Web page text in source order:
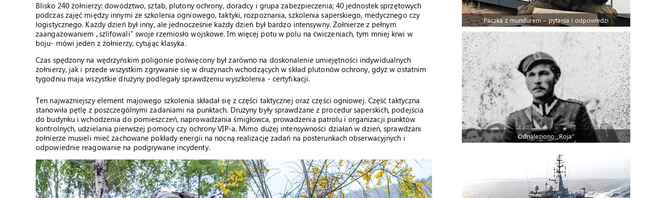
Blisko 240 żołnierzy: dowództwo, sztab, plutony ochrony, doradcy i grupa zabezpieczenia; 40 jednostek sprzętowych
podczas zajęć między innymi ze szkolenia ogniowego, taktyki, rozpoznania, szkolenia saperskiego, medycznego czy
logistycznego. Każdy dzień był inny, ale jednocześnie każdy dzień był bardzo intensywny. Żołnierze z pełnym
zaangażowaniem „szlifowali” swoje rzemiosło wojskowe. Im więcej potu w polu na ćwiczeniach, tym mniej krwi w
boju- mówi jeden z żołnierzy, cytując klasyka.
Czas spędzony na wędrzyńskim poligonie poświęcony był zarówno na doskonalenie umiejętności indywidualnych
żołnierzy, jak i przede wszystkim zgrywanie się w drużynach wchodzących w skład plutonów ochrony, gdyż w ostatnim
tygodniu maja wszystkie drużyny podlegały sprawdzeniu wyszkolenia - certyfikacji.
Ten najważniejszy element majowego szkolenia składał się z części taktycznej oraz części ogniowej. Część taktyczna
stanowiła pętlę z poszczególnymi zadaniami na punktach. Drużyny były sprawdzane z procedur saperskich, podejścia
do budynku i wchodzenia do pomieszczeń, naprowadzania śmigłowca, prowadzenia patrolu i organizacji punktów
kontrolnych, udzielania pierwszej pomocy czy ochrony VIP-a. Mimo dużej intensywności działań w dzień, sprawdzani
żołnierze musieli mieć zachowane pokłady energii na nocną realizację zadań na posterunkach obserwacyjnych i
odpowiednie reagowanie na podgrywane incydenty.
Paczka z mundurem – pytania i odpowiedzi
Odnaleziono „Roja”